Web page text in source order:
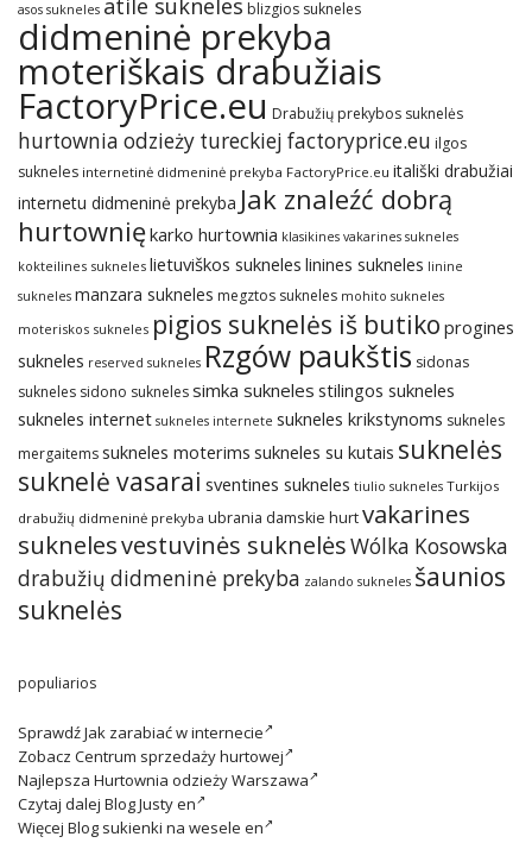
asos sukneles blizgios sukneles
didmeninė prekyba
moteriškais drabužiais
FactoryPrice.eu Drabužių prekybos suknelės
hurtownia odzieży tureckiej factoryprice.eu ilgos
sukneles internetinė didmeninė prekyba FactoryPrice.eu itališki drabužiai
internetu didmeninė prekyba Jak znaleźć dobrą
hurtowniękarko hurtownia klasikines vakarines sukneles
kokteilines sukneles lietuviškos sukneles linines sukneles linine
sukneles manzara sukneles megztos sukneles mohito sukneles
moteriskos sukneles pigios suknelės iš butiko progines
sukneles reserved sukneles Rzgów paukštis sidonas
sukneles sidono suknelessimka sukneles stilingos sukneles
sukneles internet sukneles internete sukneles krikstynoms sukneles
mergaitemssukneles moterims sukneles su kutais suknelės
suknelė vasarai sventines sukneles tiulio sukneles Turkijos
drabužių didmeninė prekyba ubrania damskie hurtvakarines
suknelesvestuvinės suknelėsWólka Kosowska
drabužių didmeninė prekyba zalando sukneles šaunios
suknelės
populiarios
SprawdźJak zarabiać w internecie
Zobacz Centrum sprzedaży hurtowej
Najlepsza Hurtownia odzieży Warszawa
Czytaj dalej Blog Justy en
Więcej Blog sukienki na wesele en